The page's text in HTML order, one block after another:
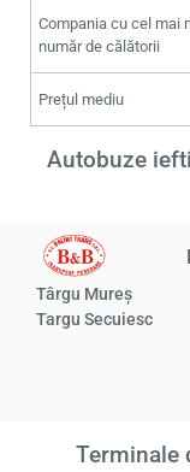
Compania cu cel mai
număr de călătorii
Prețul mediu
Autobuze
Târgu Mureş
Targu Secuiesc
Terminale